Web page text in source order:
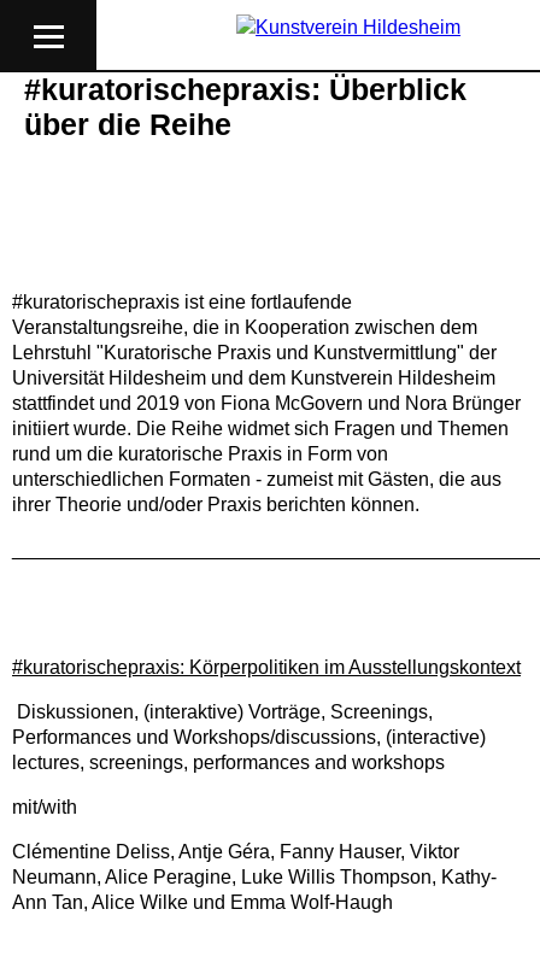
#kuratorischepraxis: Überblick
über die Reihe
#kuratorischepraxis ist eine fortlaufende
Veranstaltungsreihe, die in Kooperation zwischen dem
Lehrstuhl "Kuratorische Praxis und Kunstvermittlung" der
Universität Hildesheim und dem Kunstverein Hildesheim
stattfindet und 2019 von Fiona McGovern und Nora Brünger
initiiert wurde. Die Reihe widmet sich Fragen und Themen
rund um die kuratorische Praxis in Form von
unterschiedlichen Formaten - zumeist mit Gästen, die aus
ihrer Theorie und/oder Praxis berichten können.
#kuratorischepraxis: Körperpolitiken im Ausstellungskontext
Diskussionen, (interaktive) Vorträge, Screenings,
Performances und Workshops/discussions, (interactive)
lectures, screenings, performances and workshops
mit/with
Clémentine Deliss, Antje Géra, Fanny Hauser, Viktor
Neumann, Alice Peragine, Luke Willis Thompson, Kathy-
Ann Tan, Alice Wilke und Emma Wolf-Haugh